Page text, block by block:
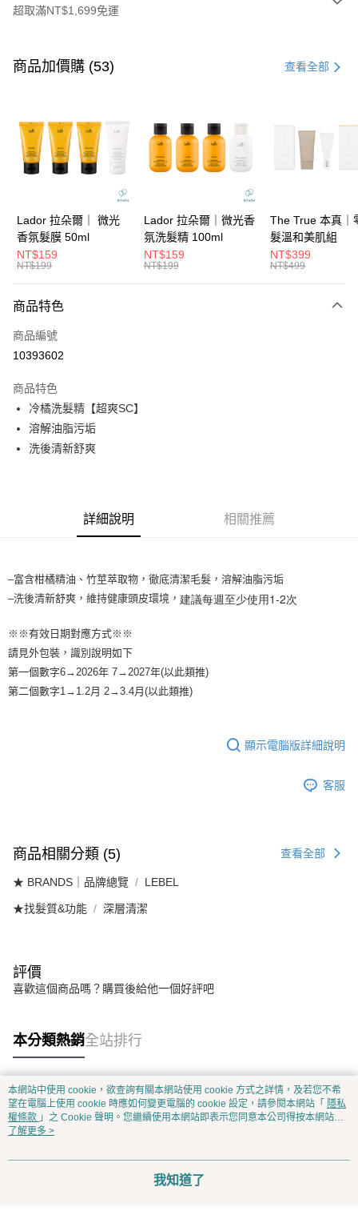
超取滿NT$1,699免運
信用卡一次付款
3 期 0 利率 每期NT$433
合作金庫商業銀行
第一商業銀行
華南商業銀行
彰化商業銀行
兆豐國際商業銀行
臺灣中小企業銀行
台中商業銀行
匯豐（台灣）商業銀行
華泰商業銀行
聯邦商業銀行
元大商業銀行
台灣樂天信用卡公司
6 期 0 利率 每期 NT$216 21家銀行
合作金庫商業銀行
第一商業銀行
台北富邦商業銀行
國泰世華商業銀行
兆豐國際商業銀行
臺灣中小企業銀行
台中商業銀行
匯豐（台灣）商業銀行
聯邦商業銀行
玉山商業銀行
台灣樂天信用卡公司
超商取貨付款
Apple Pay
街口支付
相關說明
【大哥付你分期使用說明】
2.付款方式選擇「大哥付你分期」，訂單成立後會自動跳轉到大哥付的交易
流程，驗證手機門號後，選擇欲分期的期數、繳款截止日，確認付款後即完
成交易。
3.實際核准額度、可分期數及費用金額請依後續交易確認頁面所載為準。
4.訂單成立30分鐘內，如未前往確認交易或遇審核未通過，訂單將自動取
【注意事項】
用戶於交易時，得透過本服務購買商品或服務，並由商店將買賣／分期付款
2.基於同意付款使用「大哥付你分期」之契約關係目的，商店將以您的個人
資料（包含姓名、電話或地址）提供予台灣大哥大進項蒐集、處理及利用，
由本公司與您本人進行分期帳單所需資料之確認、核對及更正。
3.完整用戶服務條款，請詳閱以下連結：https://oppay.tw/userRule
運送方式
全家取貨付款
每筆NT$65，滿NT$1,699(含以上)免運費
7-11取貨付款
宅配
宅配-離島
商品加價購 (53) 查看全部
Lador 拉朵爾｜ 微光
香氛髮膜 50ml
NT$159
NT$199
Lador 拉朵爾｜微光香
氛洗髮精 100ml
NT$159
NT$199
The True 本真｜
髮溫和美肌組
NT$399
NT$499
商品特色
商品編號
10393602
商品特色
冷橘洗髮精【超爽SC】
溶解油脂污垢
洗後清新舒爽
詳細說明 相關推薦
–富含柑橘精油、竹莖萃取物，徹底清潔毛髮，溶解油脂污垢
–洗後清新舒爽，維持健康頭皮環境， 建議每週至少使用1-2次
※※有效日期對應方式※※
請見外包裝，識別說明如下
第一個數字6→2026年 7→2027年(以此類推)
第二個數字1→1.2月 2→3.4月(以此類推)
顯示電腦版詳細說明
客服
商品相關分類 (5) 查看全部
★ BRANDS｜品牌總覽 LEBEL
★找髮質&功能 深層清潔
評價
喜歡這個商品嗎？購買後給他一個好評吧
本分類熱銷全站排行
熱門標籤
本網站中使用 cookie，欲查詢有關本網站使用 cookie 方式之詳情，及若您不希
望在電腦上使用 cookie 時應如何變更電腦的 cookie 設定，請參閱本網站「 隱私
權條款 」之 Cookie 聲明。您繼續使用本網站即表示您同意本公司得按本網站使
用條款之 Cookie 聲明使用 cookie。
了解更多 >
我知道了